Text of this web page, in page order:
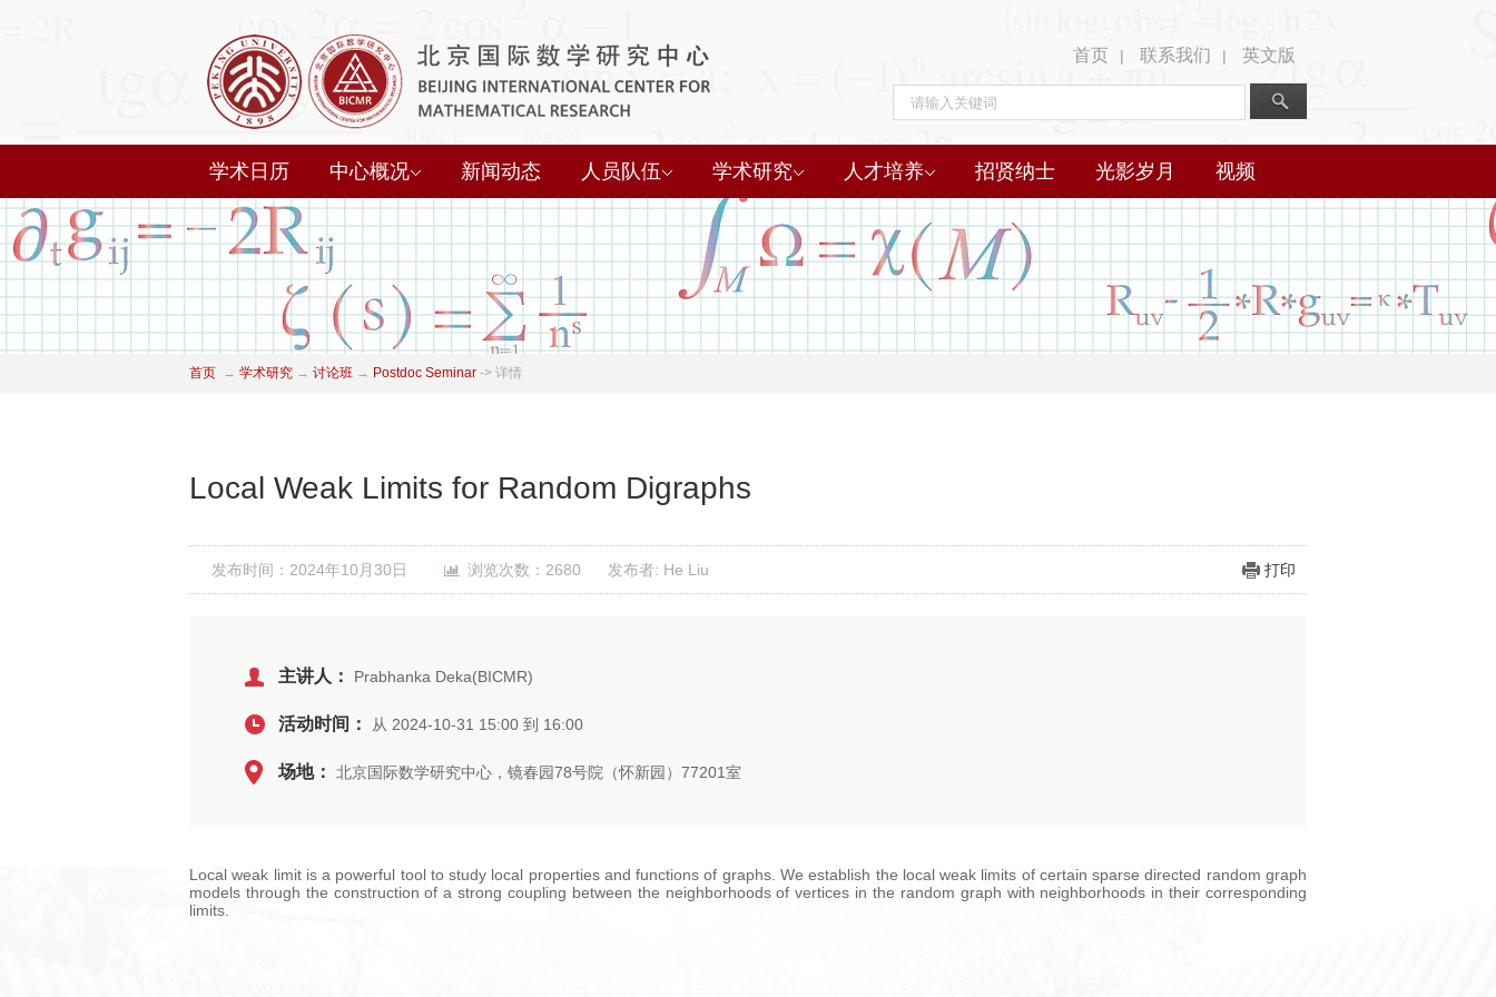
首页 | 联系我们 | 英文版
学术日历 中心概况 新闻动态 人员队伍 学术研究 人才培养 招贤纳士 光影岁月 视频
首页 → 学术研究 → 讨论班 → Postdoc Seminar -> 详情
Local Weak Limits for Random Digraphs
发布时间：2024年10月30日 浏览次数：2680 发布者: He Liu 打印
主讲人： Prabhanka Deka(BICMR)
活动时间： 从 2024-10-31 15:00 到 16:00
场地： 北京国际数学研究中心，镜春园78号院（怀新园）77201室
Local weak limit is a powerful tool to study local properties and functions of graphs. We establish the local weak limits of certain sparse directed random graph
models through the construction of a strong coupling between the neighborhoods of vertices in the random graph with neighborhoods in their corresponding
limits.